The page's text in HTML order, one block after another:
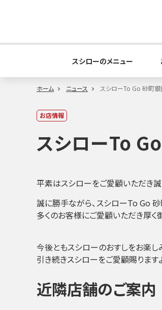
スシローのメニュー
ホーム ニュース スシローTo Go 砂町
お店情報
スシローTo
平素はスシローをご愛顧いただき誠
誠に勝手ながら、スシローTo Go
多くのお客様にご愛顧いただき厚く
今後ともスシローのおすしをお楽し
引き続きスシローをご愛顧賜ります
近隣店舗のご案内